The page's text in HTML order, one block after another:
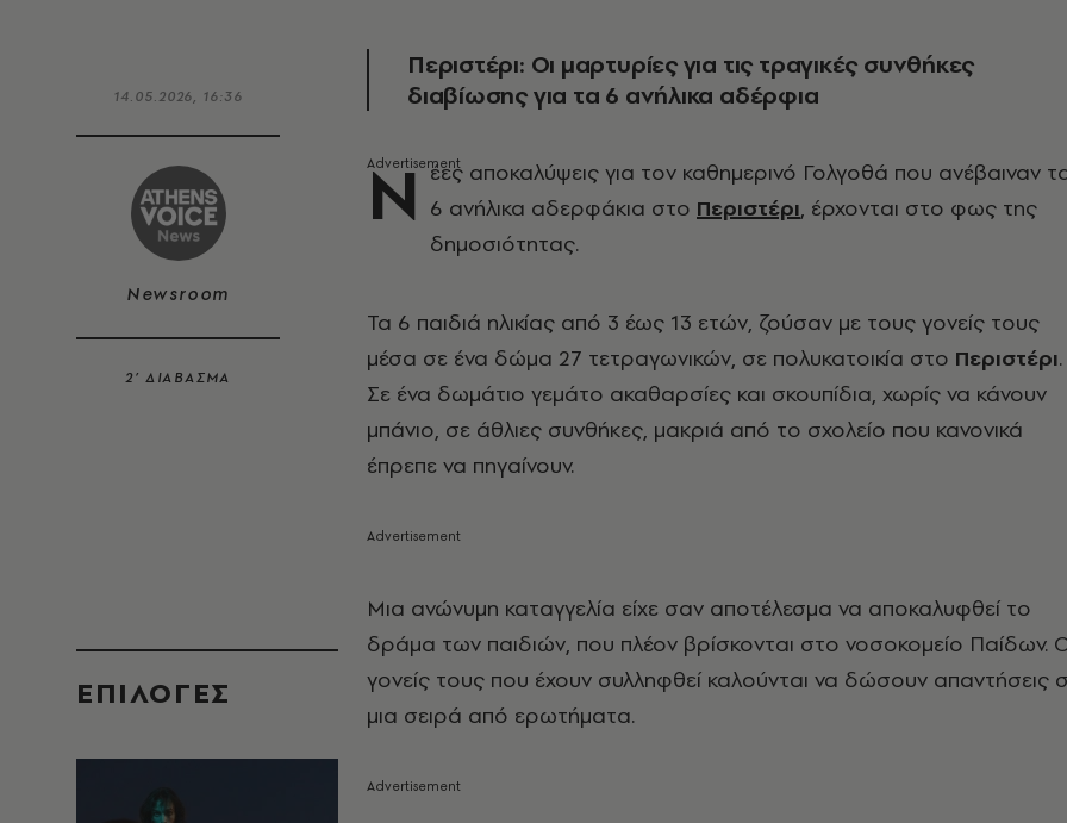
14.05.2026, 16:36
Newsroom
2’ ΔΙΑΒΑΣΜΑ
EΠΙΛΟΓΈΣ
Περιστέρι: Οι μαρτυρίες για τις τραγικές συνθήκες
διαβίωσης για τα 6 ανήλικα αδέρφια
Ν έες αποκαλύψεις για τον καθημερινό Γολγοθά που ανέβαιναν
6 ανήλικα αδερφάκια στο Περιστέρι, έρχονται στο φως της
δημοσιότητας.
Τα 6 παιδιά ηλικίας από 3 έως 13 ετών, ζούσαν με τους γονείς τους
μέσα σε ένα δώμα 27 τετραγωνικών, σε πολυκατοικία στο Περιστέρι.
Σε ένα δωμάτιο γεμάτο ακαθαρσίες και σκουπίδια, χωρίς να κάνουν
μπάνιο, σε άθλιες συνθήκες, μακριά από το σχολείο που κανονικά
έπρεπε να πηγαίνουν.
Μια ανώνυμη καταγγελία είχε σαν αποτέλεσμα να αποκαλυφθεί το
δράμα των παιδιών, που πλέον βρίσκονται στο νοσοκομείο Παίδων.
γονείς τους που έχουν συλληφθεί καλούνται να δώσουν απαντήσεις
μια σειρά από ερωτήματα.